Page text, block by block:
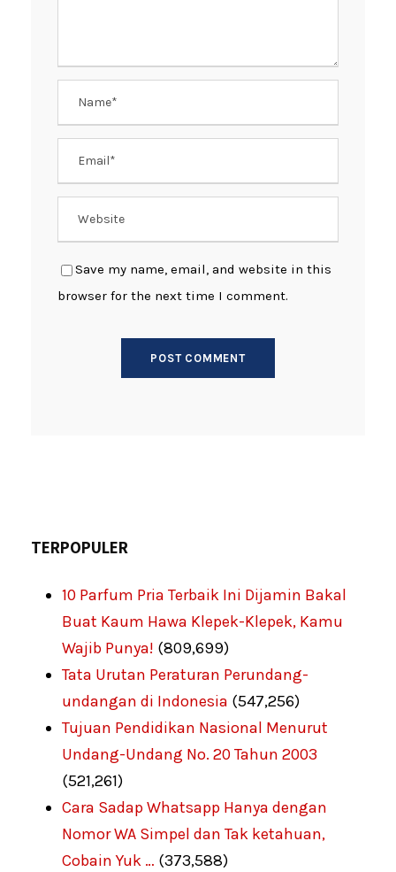
Save my name, email, and website in this
browser for the next time I comment.
TERPOPULER
10 Parfum Pria Terbaik Ini Dijamin Bakal
Buat Kaum Hawa Klepek-Klepek, Kamu
Wajib Punya! (809,699)
Tata Urutan Peraturan Perundang-
undangan di Indonesia (547,256)
Tujuan Pendidikan Nasional Menurut
Undang-Undang No. 20 Tahun 2003
(521,261)
Cara Sadap Whatsapp Hanya dengan
Nomor WA Simpel dan Tak ketahuan,
Cobain Yuk … (373,588)